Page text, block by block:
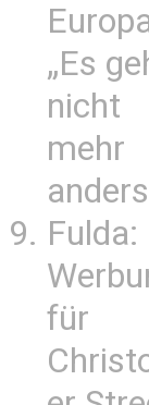
„Es
nicht
mehr
Fulda:
für